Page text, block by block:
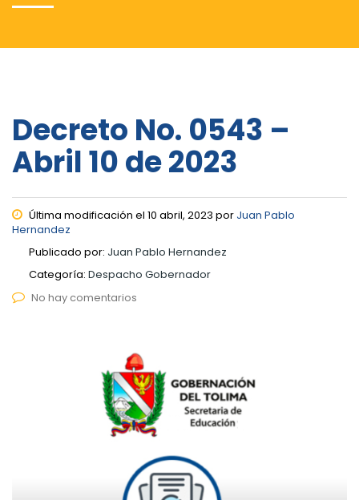
Decreto No. 0543 –
Abril 10 de 2023
Última modificación el 10 abril, 2023 por Juan Pablo
Hernandez
Publicado por: Juan Pablo Hernandez
Categoría: Despacho Gobernador
No hay comentarios